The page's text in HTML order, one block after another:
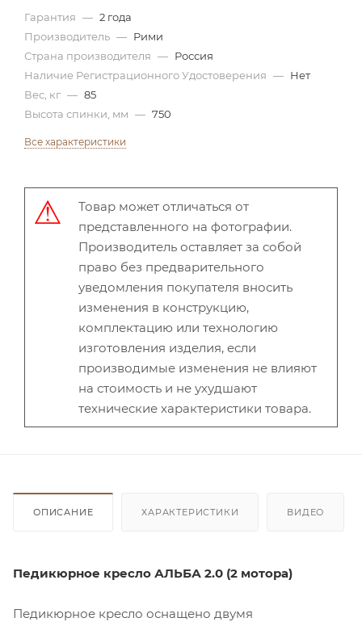
Гарантия — 2 года
Производитель — Рими
Страна производителя — Россия
Наличие Регистрационного Удостоверения — Нет
Вес, кг — 85
Высота спинки, мм — 750
Все характеристики
Товар может отличаться от
представленного на фотографии.
Производитель оставляет за собой
право без предварительного
уведомления покупателя вносить
изменения в конструкцию,
комплектацию или технологию
изготовления изделия, если
производимые изменения не влияют
на стоимость и не ухудшают
технические характеристики товара.
ОПИСАНИЕ ХАРАКТЕРИСТИКИ ВИДЕО
Педикюрное кресло АЛЬБА 2.0 (2 мотора)
Педикюрное кресло оснащено двумя